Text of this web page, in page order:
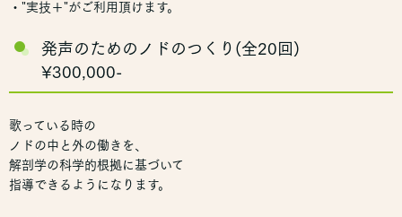
・"実技＋"がご利用頂けます。
発声のためのノドのつくり(全20回)
¥300,000-
歌っている時の
ノドの中と外の働きを、
解剖学の科学的根拠に基づいて
指導できるようになります。